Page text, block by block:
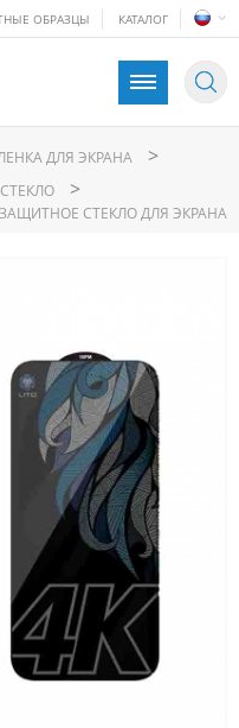
ОБРАЗЦЫ КАТАЛОГ
ДЛЯ ЭКРАНА >
>
ЗАЩИТНОЕ СТЕКЛО ДЛЯ ЭКРАНА